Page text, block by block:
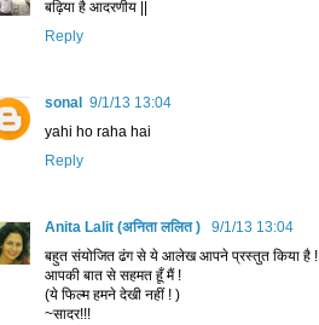
बढ़िया है आदरणीय ||
Reply
sonal
9/1/13 13:04
yahi ho raha hai
Reply
Anita Lalit (अनिता ललित )
9/1/13 13:04
बहुत संयोजित ढंग से ये आलेख आपने प्रस्तुत किया है !
आपकी बात से सहमत हूँ मैं !
(ये फिल्म हमने देखी नहीं ! )
~सादर!!!